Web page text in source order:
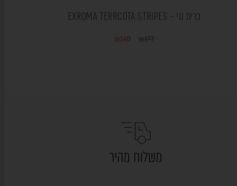
כרית נוי – EXROMA TERRCOTA STRIPES
₪177
₪140
משלוח מהיר